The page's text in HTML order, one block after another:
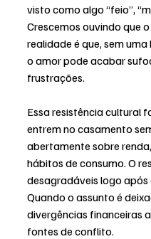
visto como algo “feio”,
Crescemos ouvindo que
realidade é que, sem
o amor pode acabar
frustrações.
Essa resistência cultural
entrem no casamento
abertamente sobre
hábitos de consumo. O
desagradáveis logo após
Quando o assunto é
divergências financeiras
fontes de conflito.